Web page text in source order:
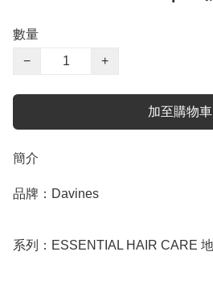
數量
−
+
加至購物車
簡介
品牌：Davines
系列：ESSENTIAL HAIR CARE